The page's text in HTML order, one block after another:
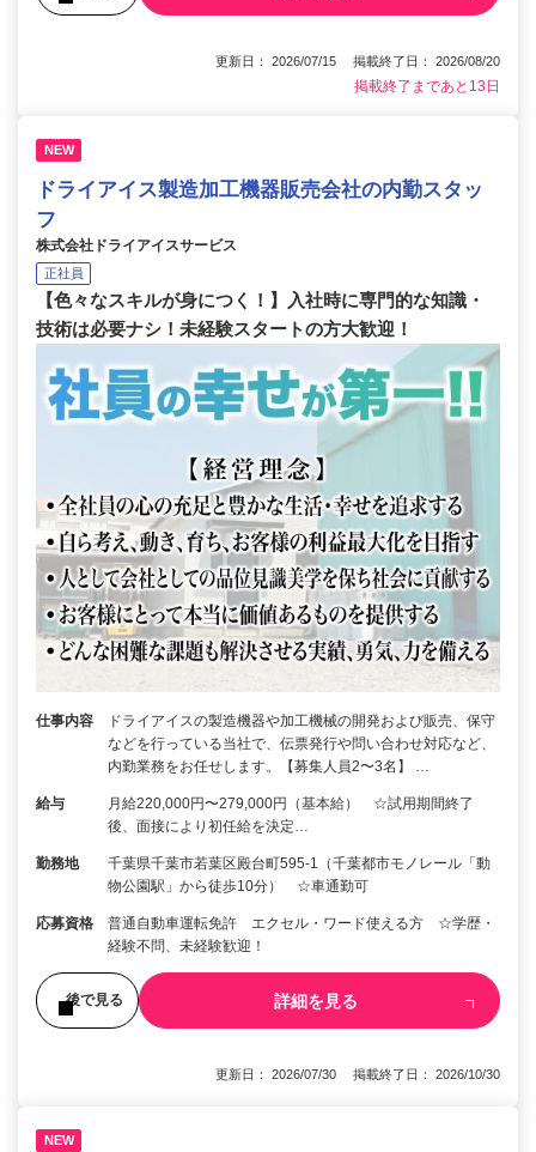
更新日： 2026/07/15 掲載終了日： 2026/08/20
掲載終了まであと13日
NEW
ドライアイス製造加工機器販売会社の内勤スタッ
フ
株式会社ドライアイスサービス
正社員
【色々なスキルが身につく！】入社時に専門的な知識・
技術は必要ナシ！未経験スタートの方大歓迎！
仕事内容
ドライアイスの製造機器や加工機械の開発および販売、保守
などを行っている当社で、伝票発行や問い合わせ対応など、
内勤業務をお任せします。【募集人員2〜3名】 …
給与
月給220,000円〜279,000円（基本給） ☆試用期間終了
後、面接により初任給を決定…
勤務地
千葉県千葉市若葉区殿台町595-1（千葉都市モノレール「動
物公園駅」から徒歩10分） ☆車通勤可
応募資格
普通自動車運転免許 エクセル・ワード使える方 ☆学歴・
経験不問、未経験歓迎！
後で見る 詳細を見る
更新日： 2026/07/30 掲載終了日： 2026/10/30
NEW